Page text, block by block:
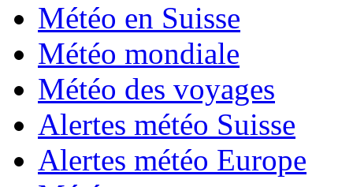
Météo en Suisse
Météo mondiale
Météo des voyages
Alertes météo Suisse
Alertes météo Europe